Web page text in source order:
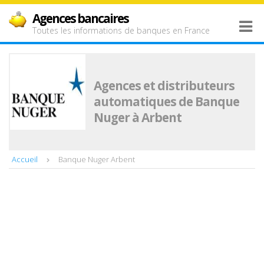
Agences bancaires
Toutes les informations de banques en France
Agences et distributeurs
automatiques de Banque
Nuger à Arbent
Accueil Banque Nuger Arbent